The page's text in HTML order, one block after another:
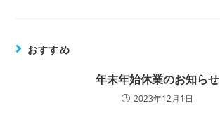
おすすめ
年末年始休業のお知らせ
2023年12月1日